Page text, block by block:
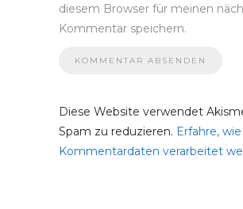
diesem Browser für meinen
Kommentar speichern.
Diese Website verwendet
Spam zu reduzieren. Erfahre,
Kommentardaten verarbeitet